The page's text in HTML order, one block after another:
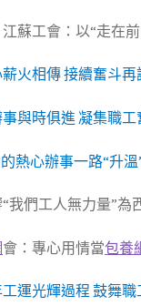
蘇工會：以“走在
火相傳 接續奮斗
與時俱進 凝集職工
熱心辦事一路“升溫
我們工人無力量”為
會：專心用情當包養
運光輝過程 鼓舞職